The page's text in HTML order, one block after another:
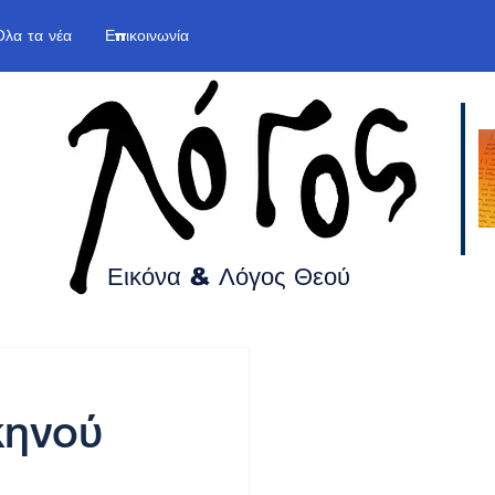
τα νέα Επικοινωνία
Εικόνα & Λόγος Θεού